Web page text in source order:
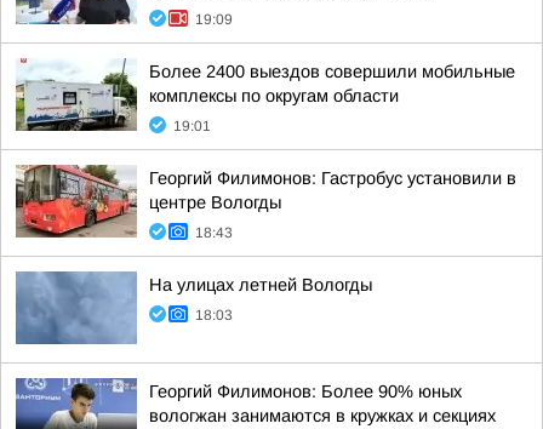
19:09
Более 2400 выездов совершили мобильные
комплексы по округам области
19:01
Георгий Филимонов: Гастробус установили в
центре Вологды
18:43
На улицах летней Вологды
18:03
Георгий Филимонов: Более 90% юных
вологжан занимаются в кружках и секциях